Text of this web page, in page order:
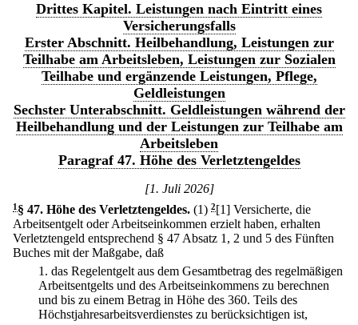
Drittes Kapitel. Leistungen nach Eintritt eines
Versicherungsfalls
Erster Abschnitt. Heilbehandlung, Leistungen zur
Teilhabe am Arbeitsleben, Leistungen zur Sozialen
Teilhabe und ergänzende Leistungen, Pflege,
Geldleistungen
Sechster Unterabschnitt. Geldleistungen während der
Heilbehandlung und der Leistungen zur Teilhabe am
Arbeitsleben
Paragraf 47. Höhe des Verletztengeldes
[1. Juli 2026]
1 § 47. Höhe des Verletztengeldes. (1) 2[1] Versicherte, die
Arbeitsentgelt oder Arbeitseinkommen erzielt haben, erhalten
Verletztengeld entsprechend § 47 Absatz 1, 2 und 5 des Fünften
Buches mit der Maßgabe, daß
1. das Regelentgelt aus dem Gesamtbetrag des regelmäßigen
Arbeitsentgelts und des Arbeitseinkommens zu berechnen
und bis zu einem Betrag in Höhe des 360. Teils des
Höchstjahresarbeitsverdienstes zu berücksichtigen ist,